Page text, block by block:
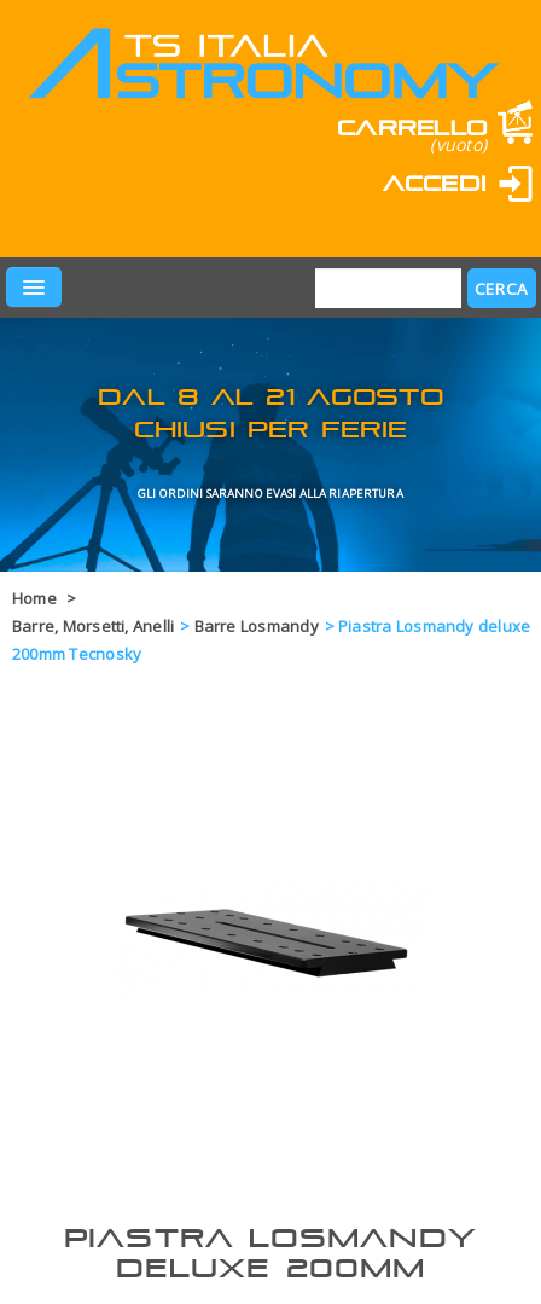
Carrello
(vuoto)
Accedi
PRODOTTI
LEARN & FUN
MARCHI
OFFERTE
BLOG
Home >
Barre, Morsetti, Anelli > Barre Losmandy >Piastra Losmandy deluxe
200mm Tecnosky
PIASTRA LOSMANDY
DELUXE 200MM